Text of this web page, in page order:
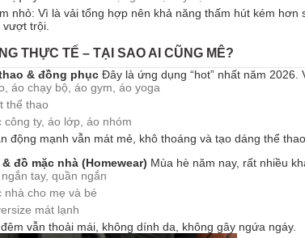
nhỏ: Vì là vải tổng hợp nên khả năng thấm hút kém
trội.
THỰC TẾ – TẠI SAO AI CŨNG MÊ?
& đồng phục Đây là ứng dụng “hot” nhất năm
áo chạy bộ, áo gym, áo yoga
thể thao
công ty, áo lớp, áo nhóm
động mạnh vẫn mát mẻ, khô thoáng và tạo dáng thể
đồ mặc nhà (Homewear) Mùa hè năm nay, rất nhiều
tay, quần ngắn
nhà cho mẹ và bé
mát lạnh
vẫn thoải mái, không dính da, không gây ngứa ngáy.